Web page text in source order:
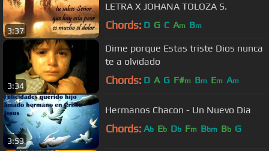
3:37
LETRA X JOHANA TOLOZA S.
Chords: D G C Am Bm
3:34
Dime porque Estas triste Dios nunca
te a olvidado
Chords: D A G F#m Bm Em Am
3:53
Hermanos Chacon - Un Nuevo Dia
Chords: Ab Eb Db Fm Bbm Bb G